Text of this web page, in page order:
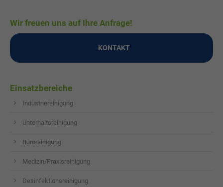
Wir freuen uns auf Ihre Anfrage!
KONTAKT
Einsatzbereiche
Industriereinigung
Unterhaltsreinigung
Büroreinigung
Medizin/Praxisreinigung
Desinfektionsreinigung